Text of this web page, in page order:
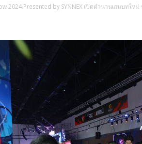
2024 Presented by SYNNEX เปิดตำนานเกมบท